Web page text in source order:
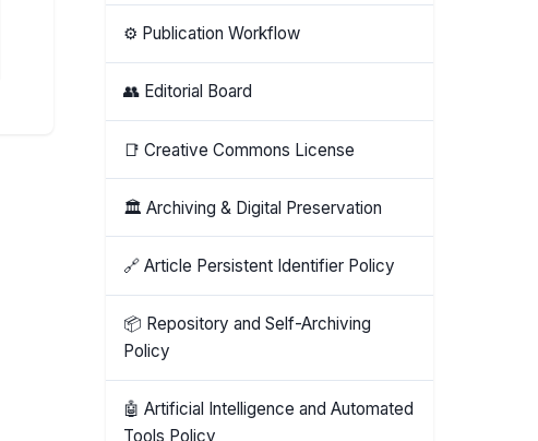
⚙️ Publication Workflow
👥 Editorial Board
📑 Creative Commons License
🏛️ Archiving & Digital Preservation
🔗 Article Persistent Identifier Policy
📦 Repository and Self-Archiving
Policy
🤖 Artificial Intelligence and Automated
Tools Policy